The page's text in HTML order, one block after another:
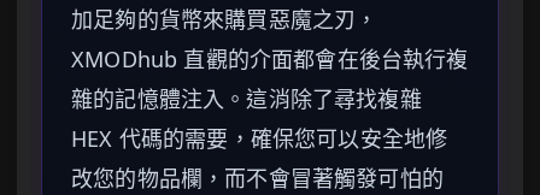
加足夠的貨幣來購買惡魔之刃，
XMODhub 直觀的介面都會在後台執行複
雜的記憶體注入。這消除了尋找複雜
HEX 代碼的需要，確保您可以安全地修
改您的物品欄，而不會冒著觸發可怕的